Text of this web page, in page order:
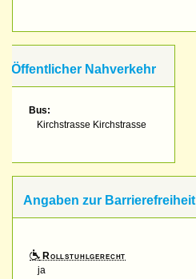
Öffentlicher Nahverkehr
Bus:
Kirchstrasse Kirchstrasse
Angaben zur Barrierefreiheit
Rollstuhlgerecht
ja